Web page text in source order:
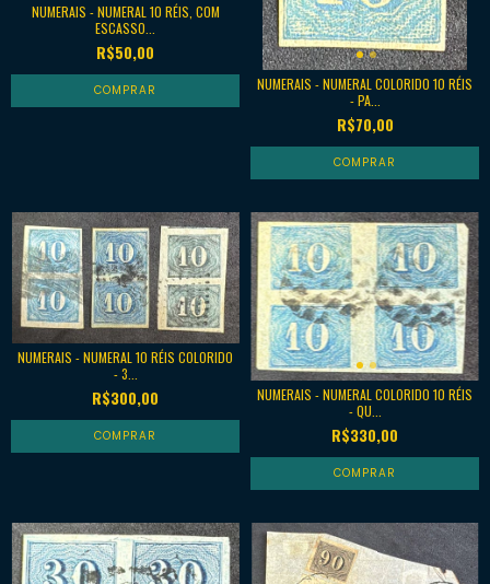
NUMERAIS - NUMERAL 10 RÉIS, COM
ESCASSO...
R$50,00
NUMERAIS - NUMERAL COLORIDO 10 RÉIS
- PA...
R$70,00
NUMERAIS - NUMERAL 10 RÉIS COLORIDO
- 3...
R$300,00
NUMERAIS - NUMERAL COLORIDO 10 RÉIS
- QU...
R$330,00